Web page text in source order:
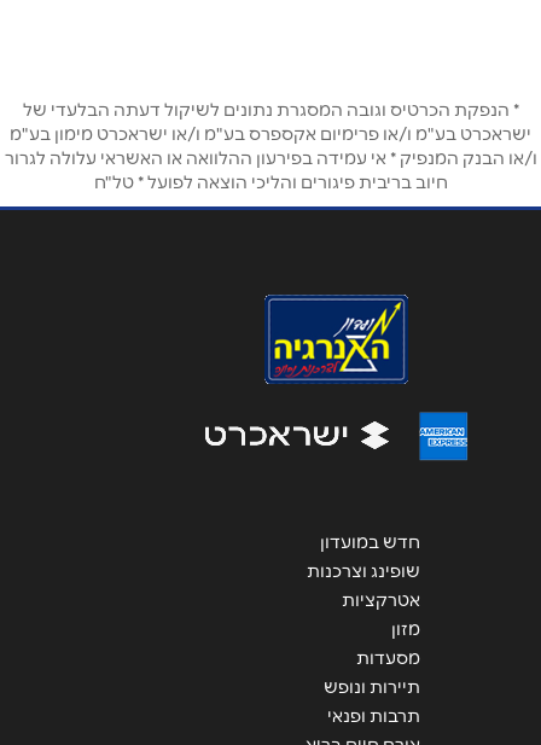
שם מלא*
טלפון*
אנא חזרו אלי בקשר ל...
הודעה
* הנפקת הכרטיס וגובה המסגרת נתונים לשיקול דעתה הבלעדי של
ישראכרט בע"מ ו/או פרימיום אקספרס בע"מ ו/או ישראכרט מימון בע"מ
ו/או הבנק המנפיק * אי עמידה בפירעון ההלוואה או האשראי עלולה לגרור
חיוב בריבית פיגורים והליכי הוצאה לפועל * טל"ח
חדש במועדון
שופינג וצרכנות
אטרקציות
מזון
מסעדות
תיירות ונופש
תרבות ופנאי